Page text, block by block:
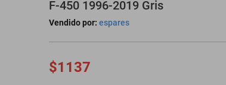
F-450 1996-2019 Gris
Vendido por: espares
$1137